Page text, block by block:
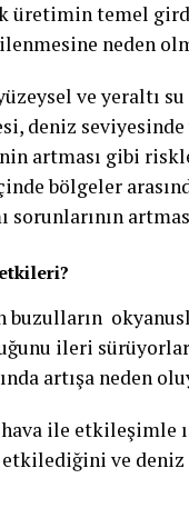
üretimin temel
neden
ve yeraltı
deniz
artması gibi
bölgeler
ileri
artışa neden
ile etkileşimle
etkilediğini ve